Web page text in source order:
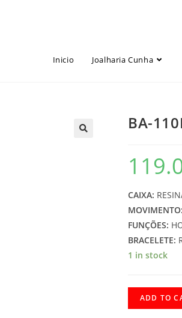
Inicio Joalharia Cunha
BA-
CAIXA:
MOVIMENTO:
FUNÇÕES:
BRACELETE:
1 in stock
110PP-
ADD TO